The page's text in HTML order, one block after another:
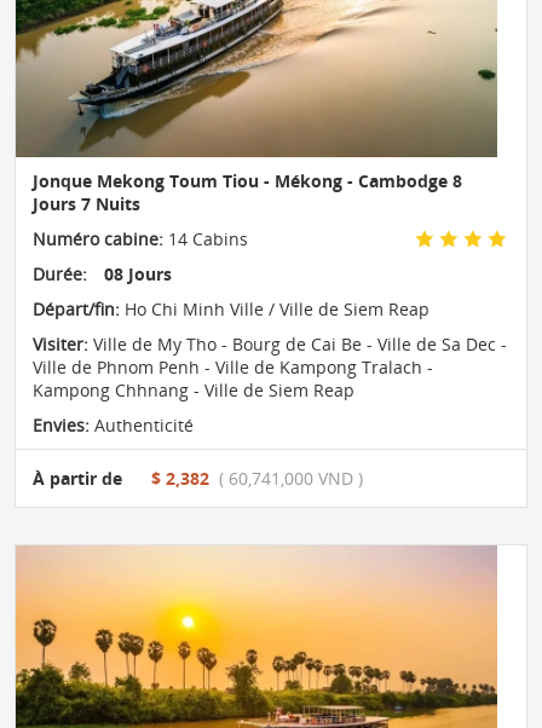
Jonque Mekong Toum Tiou - Mékong - Cambodge 8
Jours 7 Nuits
Numéro cabine: 14 Cabins
Durée:
08 Jours
Départ/fin: Ho Chi Minh Ville / Ville de Siem Reap
Visiter: Ville de My Tho - Bourg de Cai Be - Ville de Sa Dec -
Ville de Phnom Penh - Ville de Kampong Tralach -
Kampong Chhnang - Ville de Siem Reap
Envies: Authenticité
À partir de $ 2,382 ( 60,741,000 VND )